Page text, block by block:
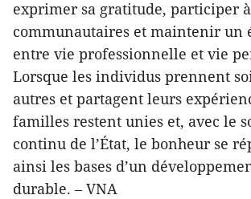
exprimer sa gratitude, participer
communautaires et maintenir un
entre vie professionnelle et vie
Lorsque les individus prennent
autres et partagent leurs
familles restent unies et, avec le
continu de l’État, le bonheur se
ainsi les bases d’un
durable. – VNA